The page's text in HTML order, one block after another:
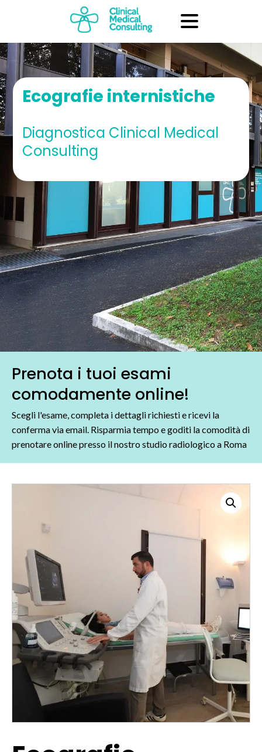
Ecografie internistiche
Diagnostica Clinical Medical
Consulting
Prenota i tuoi esami
comodamente online!
Scegli l'esame, completa i dettagli richiesti e ricevi la
conferma via email. Risparmia tempo e goditi la comodità di
prenotare online presso il nostro studio radiologico a Roma